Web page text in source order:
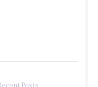
Posts